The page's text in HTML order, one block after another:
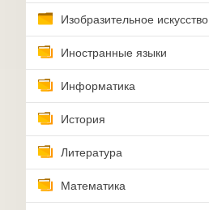
Изобразительное искусство
Иностранные языки
Информатика
История
Литература
Математика